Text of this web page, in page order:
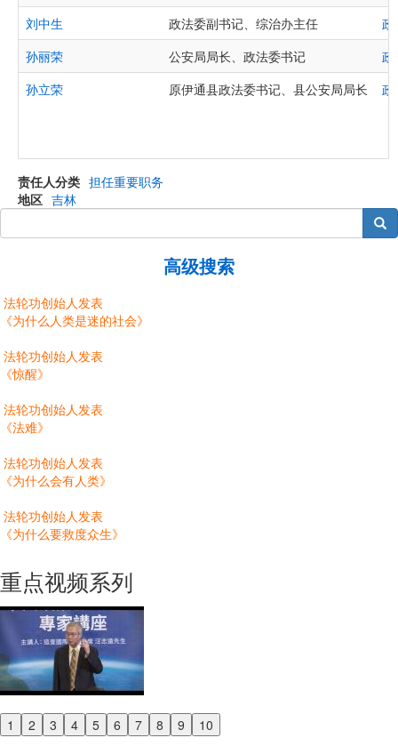
刘中生
政法委副书记、综治办主任
政
孙丽荣
公安局局长、政法委书记
政
孙立荣
原伊通县政法委书记、县公安局局长 政
责任人分类 担任重要职务
地区 吉林
搜索
高级搜索
法轮功创始人发表
《为什么人类是迷的社会》
法轮功创始人发表
《惊醒》
法轮功创始人发表
《法难》
法轮功创始人发表
《为什么会有人类》
法轮功创始人发表
《为什么要救度众生》
重点视频系列
1 2 3 4 5 6 7 8 9 10
Previous